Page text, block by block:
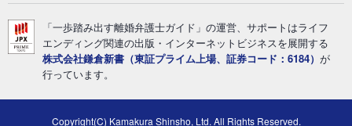
「一歩踏み出す離婚弁護士ガイド」の運営、サポートはライフ
エンディング関連の出版・インターネットビジネスを展開する
株式会社鎌倉新書（東証プライム上場、証券コード：6184） が
行っています。
Copyright(C) Kamakura Shinsho, Ltd. All Rights Reserved.